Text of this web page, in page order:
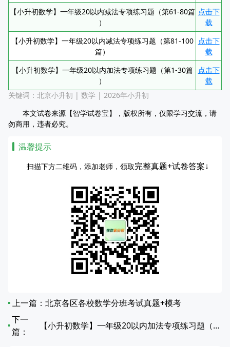
【小升初数学】一年级20以内减法专项练习题（第61-80篇
）
点击下
载
【小升初数学】一年级20以内减法专项练习题（第81-100
篇）
点击下
载
【小升初数学】一年级20以内加法专项练习题（第1-30篇
）
点击下
载
关键词： 北京小升初 | 数学 | 2026年小升初
本文试卷来源【智学试卷宝】，版权所有，仅限学习交流，请
勿商用，违者必究。
温馨提示
扫描下方二维码，添加老师，领取完整真题+试卷答案↓
上一篇： 北京各区各校数学分班考试真题+模考
下一
篇：
【小升初数学】一年级20以内加法专项练习题（第31-50篇）